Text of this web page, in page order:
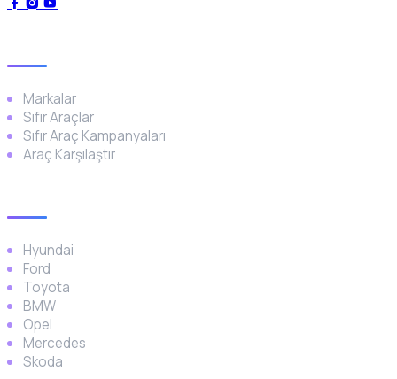
Markalar
Sıfır Araçlar
Sıfır Araç Kampanyaları
Araç Karşılaştır
Hyundai
Ford
Toyota
BMW
Opel
Mercedes
Skoda